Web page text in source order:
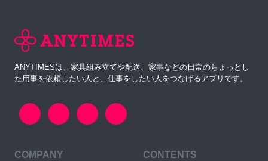
ANYTIMESは、家具組み立てや配送、家事などの日常のちょっとし
た用事を依頼したい人と、仕事をしたい人をつなげるアプリです。
COMPANY CONTENTS